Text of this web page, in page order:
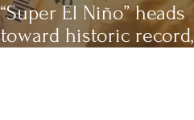
“Super El Niño” heads
toward historic record,